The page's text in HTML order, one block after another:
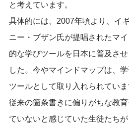
と考えています。
具体的には、2007年頃より、イ
ニー・ブザン氏が提唱されたマ
的な学びツールを日本に普及さ
した。今やマインドマップは、
ツールとして取り入れられていま
従来の箇条書きに偏りがちな教
ていないと感じていた生徒たち